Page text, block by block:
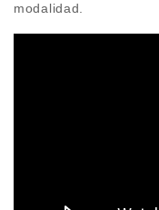
modalidad.